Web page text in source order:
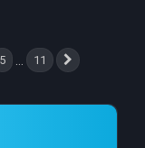
avancée
5 11